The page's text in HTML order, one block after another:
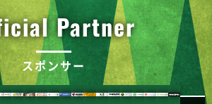
Partner
スポンサー